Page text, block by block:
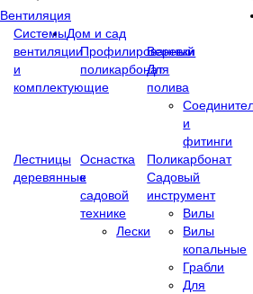
Вентиляция
Системы
вентиляции
и
комплектующие
Дом и сад
Профилированный
поликарбонат
Веревки
Для
полива
и
фитинги
Лестницы
деревянные
Оснастка
к
садовой
технике
Лески
Поликарбонат
Садовый
инструмент
Вилы
Вилы
копальные
Грабли
Для